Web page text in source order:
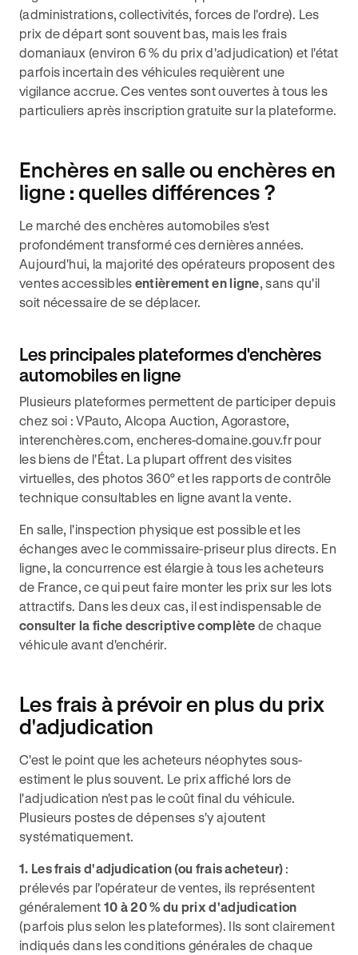
(administrations, collectivités, forces de l'ordre). Les
prix de départ sont souvent bas, mais les frais
domaniaux (environ 6 % du prix d'adjudication) et l'état
parfois incertain des véhicules requièrent une
vigilance accrue. Ces ventes sont ouvertes à tous les
particuliers après inscription gratuite sur la plateforme.
Enchères en salle ou enchères en
ligne : quelles différences ?
Le marché des enchères automobiles s'est
profondément transformé ces dernières années.
Aujourd'hui, la majorité des opérateurs proposent des
ventes accessibles entièrement en ligne, sans qu'il
soit nécessaire de se déplacer.
Les principales plateformes d'enchères
automobiles en ligne
Plusieurs plateformes permettent de participer depuis
chez soi : VPauto, Alcopa Auction, Agorastore,
interenchères.com, encheres-domaine.gouv.fr pour
les biens de l'État. La plupart offrent des visites
virtuelles, des photos 360° et les rapports de contrôle
technique consultables en ligne avant la vente.
En salle, l'inspection physique est possible et les
échanges avec le commissaire-priseur plus directs. En
ligne, la concurrence est élargie à tous les acheteurs
de France, ce qui peut faire monter les prix sur les lots
attractifs. Dans les deux cas, il est indispensable de
consulter la fiche descriptive complète de chaque
véhicule avant d'enchérir.
Les frais à prévoir en plus du prix
d'adjudication
C'est le point que les acheteurs néophytes sous-
estiment le plus souvent. Le prix affiché lors de
l'adjudication n'est pas le coût final du véhicule.
Plusieurs postes de dépenses s'y ajoutent
systématiquement.
1. Les frais d'adjudication (ou frais acheteur) :
prélevés par l'opérateur de ventes, ils représentent
généralement 10 à 20 % du prix d'adjudication
(parfois plus selon les plateformes). Ils sont clairement
indiqués dans les conditions générales de chaque